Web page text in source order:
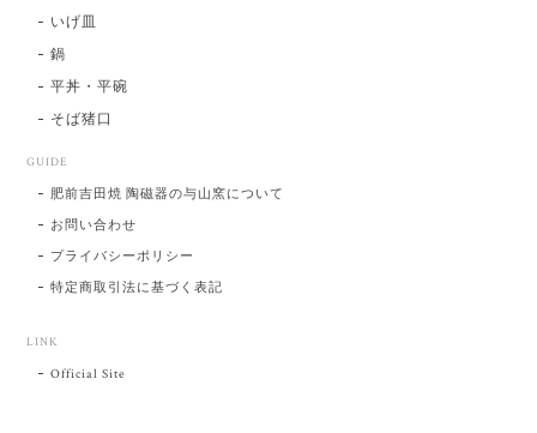
いげ皿
鍋
平丼・平碗
そば猪口
GUIDE
肥前吉田焼 陶磁器の与山窯について
お問い合わせ
プライバシーポリシー
特定商取引法に基づく表記
LINK
Official Site